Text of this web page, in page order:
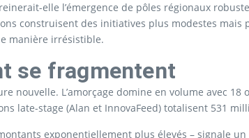
elle l’émergence de pôles régionaux
construisent des initiatives plus modestes mais
manière irrésistible.
se fragmentent
nouvelle. L’amorçage domine en volume avec
late-stage (Alan et InnovaFeed) totalisent 531
exponentiellement plus élevés – signale